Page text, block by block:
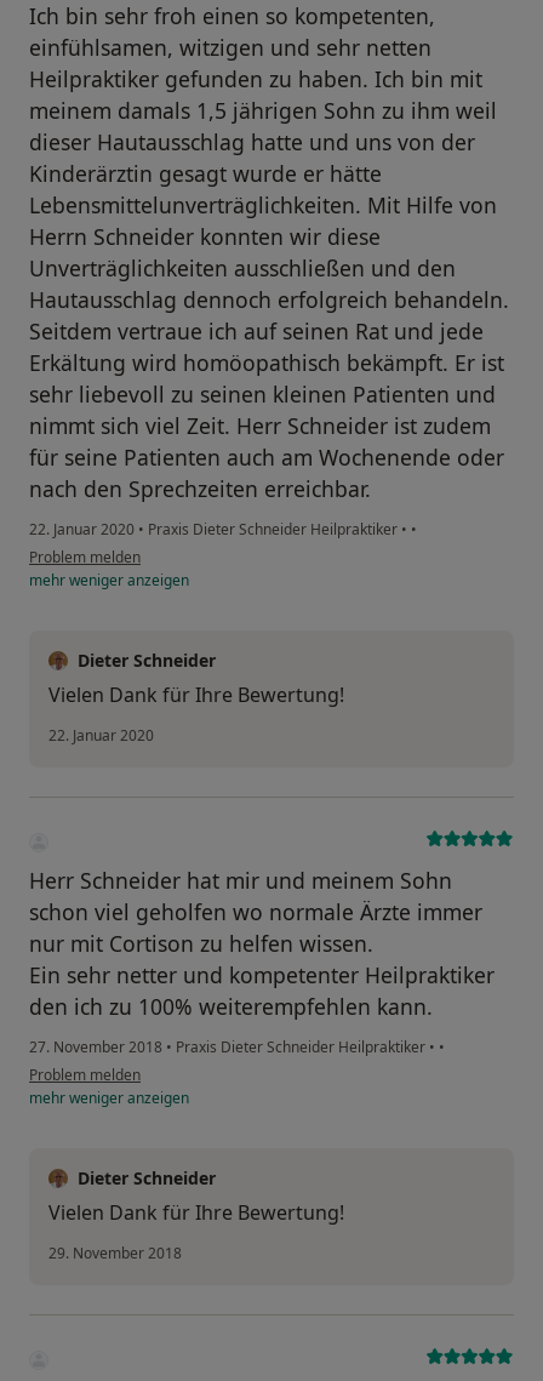
Ich bin sehr froh einen so kompetenten,
einfühlsamen, witzigen und sehr netten
Heilpraktiker gefunden zu haben. Ich bin mit
meinem damals 1,5 jährigen Sohn zu ihm weil
dieser Hautausschlag hatte und uns von der
Kinderärztin gesagt wurde er hätte
Lebensmittelunverträglichkeiten. Mit Hilfe von
Herrn Schneider konnten wir diese
Unverträglichkeiten ausschließen und den
Hautausschlag dennoch erfolgreich behandeln.
Seitdem vertraue ich auf seinen Rat und jede
Erkältung wird homöopathisch bekämpft. Er ist
sehr liebevoll zu seinen kleinen Patienten und
nimmt sich viel Zeit. Herr Schneider ist zudem
für seine Patienten auch am Wochenende oder
nach den Sprechzeiten erreichbar.
22. Januar 2020 • Praxis Dieter Schneider Heilpraktiker • •
Problem melden
mehrwenigeranzeigen
Dieter Schneider
Vielen Dank für Ihre Bewertung!
22. Januar 2020
Herr Schneider hat mir und meinem Sohn
schon viel geholfen wo normale Ärzte immer
nur mit Cortison zu helfen wissen.
Ein sehr netter und kompetenter Heilpraktiker
den ich zu 100% weiterempfehlen kann.
27. November 2018 • Praxis Dieter Schneider Heilpraktiker • •
Problem melden
mehrwenigeranzeigen
Dieter Schneider
Vielen Dank für Ihre Bewertung!
29. November 2018